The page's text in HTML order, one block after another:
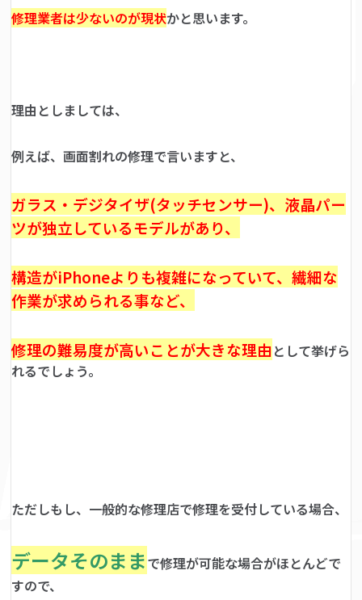
修理業者は少ないのが現状かと思います。
理由としましては、
例えば、画面割れの修理で言いますと、
ガラス・デジタイザ(タッチセンサー)、液晶パー
ツが独立しているモデルがあり、
構造がiPhoneよりも複雑になっていて、繊細な
作業が求められる事など、
修理の難易度が高いことが大きな理由 として挙げら
れるでしょう。
ただしもし、一般的な修理店で修理を受付している場合、
データそのままで修理が可能な場合がほとんどで
すので、